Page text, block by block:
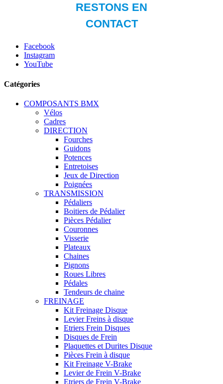
Facebook
Instagram
YouTube
Catégories
COMPOSANTS BMX
Vélos
Cadres
DIRECTION
Fourches
Guidons
Potences
Entretoises
Jeux de Direction
Poignées
TRANSMISSION
Pédaliers
Boitiers de Pédalier
Pièces Pédalier
Couronnes
Visserie
Plateaux
Chaines
Pignons
Roues Libres
Pédales
Tendeurs de chaine
FREINAGE
Kit Freinage Disque
Levier Freins à disque
Etriers Frein Disques
Disques de Frein
Plaquettes et Durites Disque
Pièces Frein à disque
Kit Freinage V-Brake
Levier de Frein V-Brake
Etriers de Frein V-Brake